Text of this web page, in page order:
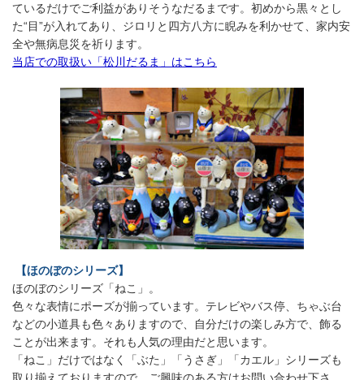
ているだけでご利益がありそうなだるまです。初めから黒々とし
た“目”が入れてあり、ジロリと四方八方に睨みを利かせて、家内安
全や無病息災を祈ります。
当店での取扱い「松川だるま」はこちら
【ほのぼのシリーズ】
ほのぼのシリーズ「ねこ」。
色々な表情にポーズが揃っています。テレビやバス停、ちゃぶ台
などの小道具も色々ありますので、自分だけの楽しみ方で、飾る
ことが出来ます。それも人気の理由だと思います。
「ねこ」だけではなく「ぶた」「うさぎ」「カエル」シリーズも
取り揃えておりますので、ご興味のある方はお問い合わせ下さ